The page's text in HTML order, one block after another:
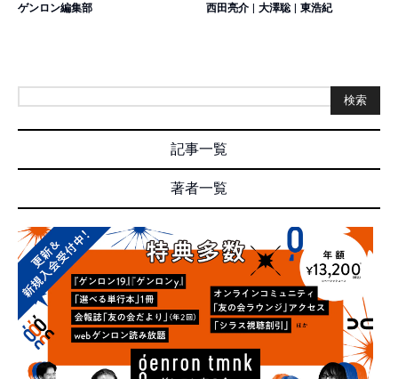
ゲンロン編集部 西田亮介 | 大澤聡 | 東浩紀
検索
記事一覧
著者一覧